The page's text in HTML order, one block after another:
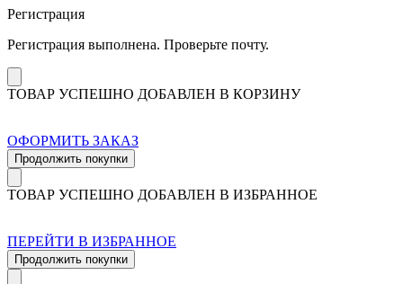
Регистрация
Регистрация выполнена. Проверьте почту.
ТОВАР УСПЕШНО ДОБАВЛЕН В КОРЗИНУ
ОФОРМИТЬ ЗАКАЗ
Продолжить покупки
ТОВАР УСПЕШНО ДОБАВЛЕН В ИЗБРАННОЕ
ПЕРЕЙТИ В ИЗБРАННОЕ
Продолжить покупки